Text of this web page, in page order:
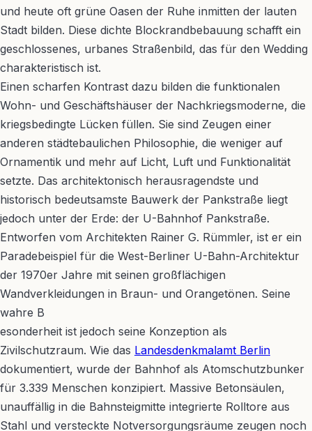
und heute oft grüne Oasen der Ruhe inmitten der lauten
Stadt bilden. Diese dichte Blockrandbebauung schafft ein
geschlossenes, urbanes Straßenbild, das für den Wedding
charakteristisch ist.
Einen scharfen Kontrast dazu bilden die funktionalen
Wohn- und Geschäftshäuser der Nachkriegsmoderne, die
kriegsbedingte Lücken füllen. Sie sind Zeugen einer
anderen städtebaulichen Philosophie, die weniger auf
Ornamentik und mehr auf Licht, Luft und Funktionalität
setzte. Das architektonisch herausragendste und
historisch bedeutsamste Bauwerk der Pankstraße liegt
jedoch unter der Erde: der U-Bahnhof Pankstraße.
Entworfen vom Architekten Rainer G. Rümmler, ist er ein
Paradebeispiel für die West-Berliner U-Bahn-Architektur
der 1970er Jahre mit seinen großflächigen
Wandverkleidungen in Braun- und Orangetönen. Seine
wahre B
esonderheit ist jedoch seine Konzeption als
Zivilschutzraum. Wie das Landesdenkmalamt Berlin
dokumentiert, wurde der Bahnhof als Atomschutzbunker
für 3.339 Menschen konzipiert. Massive Betonsäulen,
unauffällig in die Bahnsteigmitte integrierte Rolltore aus
Stahl und versteckte Notversorgungsräume zeugen noch